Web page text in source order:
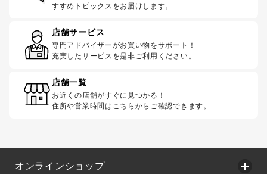
すすめトピックスをお届けします。
店舗サービス
専門アドバイザーがお買い物をサポート！
充実したサービスを是非ご利用ください。
店舗一覧
お近くの店舗がすぐに見つかる！
住所や営業時間はこちらからご確認できます。
オンラインショップ